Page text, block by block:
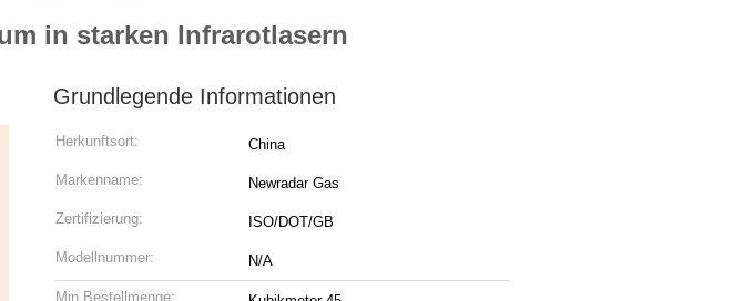
in starken Infrarotlasern
Grundlegende Informationen
Herkunftsort: China
Markenname: Newradar Gas
Zertifizierung: ISO/DOT/GB
Modellnummer: N/A
Min Bestellmenge: